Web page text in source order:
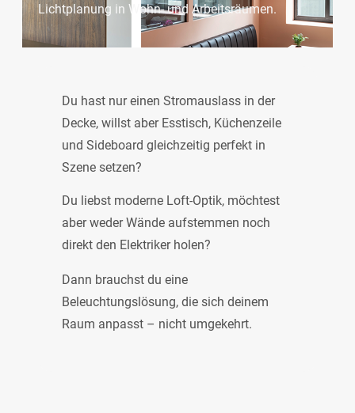
Lichtplanung in Wohn- und Arbeitsräumen.
Du hast nur einen Stromauslass in der
Decke, willst aber Esstisch, Küchenzeile
und Sideboard gleichzeitig perfekt in
Szene setzen?
Du liebst moderne Loft-Optik, möchtest
aber weder Wände aufstemmen noch
direkt den Elektriker holen?
Dann brauchst du eine
Beleuchtungslösung, die sich deinem
Raum anpasst – nicht umgekehrt.